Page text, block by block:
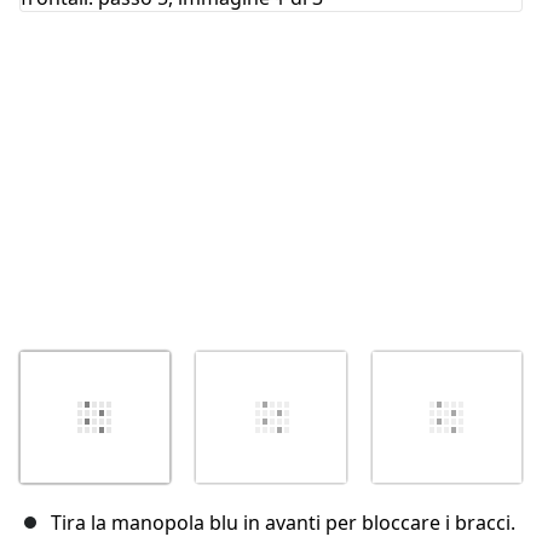
Tira la manopola blu in avanti per bloccare i bracci.